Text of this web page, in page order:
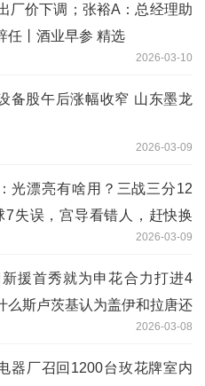
厂价下调；张裕A：总经理助
任丨酒业早参 精选
2026-03-10
备股午后涨幅收窄 山东墨龙
2026-03-09
光漂亮有啥用？三战三分12
7失误，宫导看错人，赶快换
2026-03-09
援首秀就为申花合力打进4
么斯卢茨基认为盖伊和拉唐还
2026-03-08
器厂召回1200台玫花牌室内